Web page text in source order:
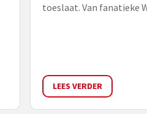
toeslaat. Van fanatieke
LEES VERDER